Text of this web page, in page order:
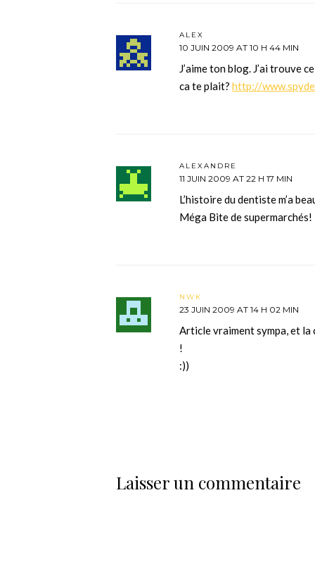
ALEX
10 JUIN 2009 AT 10 H 44 MIN
J’aime ton blog. J’ai trouve
ca te plait? http://
ALEXANDRE
11 JUIN 2009 AT 22 H 17 MIN
L’histoire du dentiste m’a
Méga Bite de supermarchés!
NWK
23 JUIN 2009 AT 14 H 02 MIN
Article vraiment sympa, et la
!
:))
Laisser un commentaire